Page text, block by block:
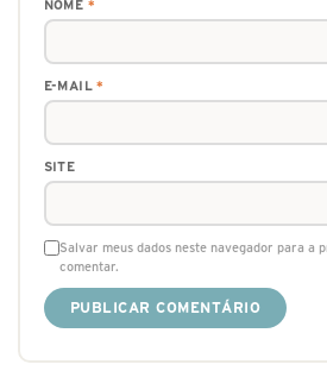
NOME *
E-MAIL*
SITE
Salvar meus dados neste navegador para a
comentar.